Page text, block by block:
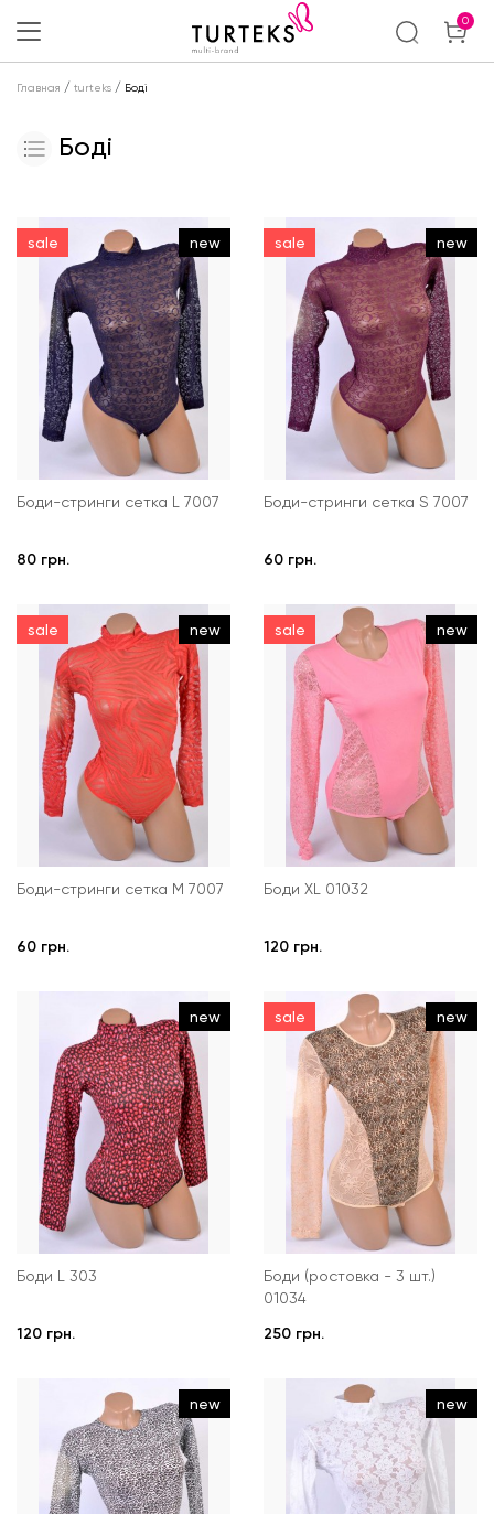
0
Главная / turteks / Боді
Боді
new
sale
Боди-стринги сетка L 7007
80 грн.
new
sale
Боди-стринги сетка S 7007
60 грн.
new
sale
Боди-стринги сетка M 7007
60 грн.
new
sale
Боди XL 01032
120 грн.
new
Боди L 303
120 грн.
new
sale
Боди (ростовка - 3 шт.)
01034
250 грн.
new new